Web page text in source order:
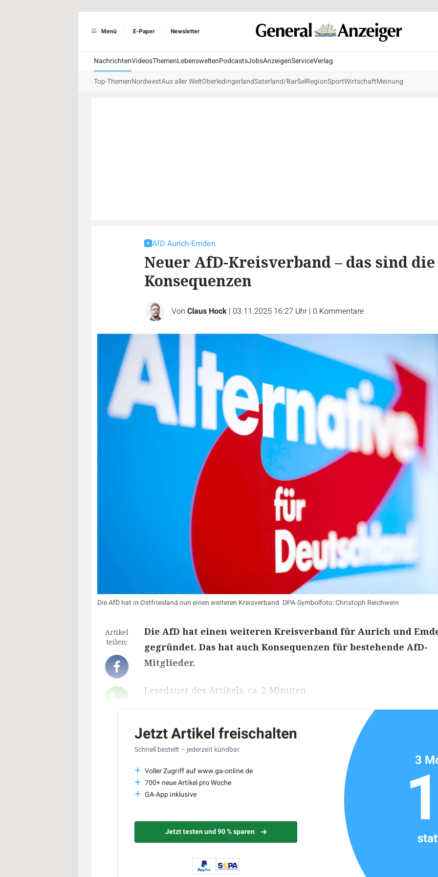
Menü E-Paper Newsletter
NachrichtenVideosThemenLebensweltenPodcastsJobsAnzeigenServiceVerlag
Top-ThemenNordwestAus aller WeltOberledingerlandSaterland/BarßelRegionSportWirtschaftMeinung
AfD Aurich-Emden
Neuer AfD-Kreisverband – das sind die
Konsequenzen
Von Claus Hock | 03.11.2025 16:27 Uhr | 0 Kommentare
Die AfD hat in Ostfriesland nun einen weiteren Kreisverband. DPA-Symbolfoto: Christoph Reichwein
Artikel
teilen:
Die AfD hat einen weiteren Kreisverband für Aurich und
gegründet. Das hat auch Konsequenzen für bestehende AfD-
Mitglieder.
Lesedauer des Artikels: ca. 2 Minuten
Jetzt Artikel freischalten
Schnell bestellt – jederzeit kündbar.
Voller Zugriff auf www.ga-online.de
700+ neue Artikel pro Woche
GA-App inklusive
Jetzt testen und 90 % sparen
3